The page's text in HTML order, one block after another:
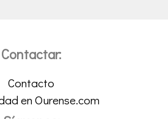
Contactar:
Contacto
en Ourense.com